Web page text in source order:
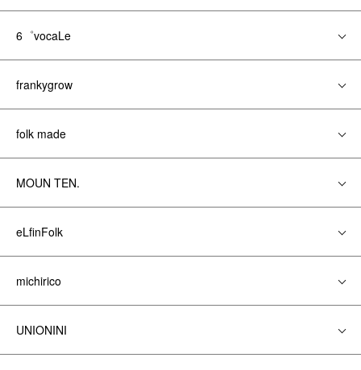
6゜vocaLe
frankygrow
folk made
MOUN TEN.
eLfinFolk
michirico
UNIONINI